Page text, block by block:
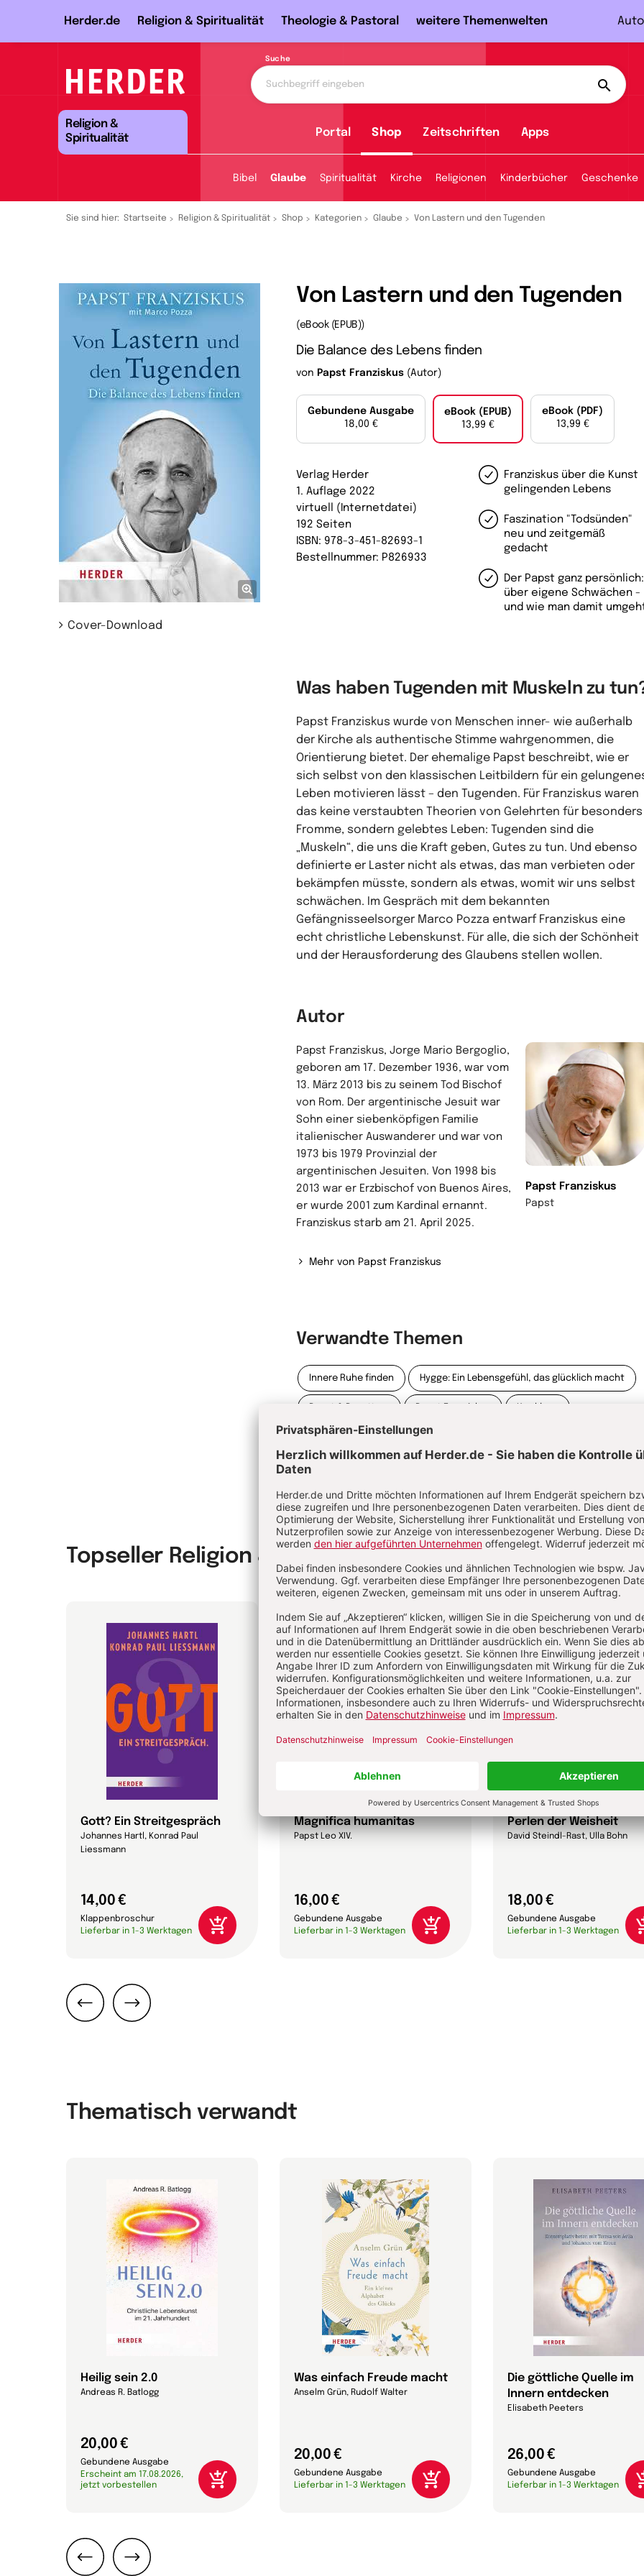
Herder.de Religion & Spiritualität Theologie & Pastoral weitere Themenwelten
Suche
Religion &
Spiritualität
Portal Shop Zeitschriften Apps
Bibel Glaube Spiritualität Kirche Religionen Kinderbücher Geschenke
Sie sind hier: Startseite Religion & Spiritualität Shop Kategorien Glaube Von Lastern und den Tugenden
Cover-Download
Von Lastern und den Tugenden
(eBook (EPUB))
Die Balance des Lebens finden
von Papst Franziskus (Autor)
Gebundene Ausgabe
18,00 €
eBook (EPUB)
13,99 €
eBook (PDF)
13,99 €
Franziskus über die Kunst
gelingenden Lebens
Faszination "Todsünden"
neu und zeitgemäß
gedacht
Der Papst ganz persönlich:
über eigene Schwächen -
und wie man damit
Verlag Herder
1. Auflage 2022
virtuell (Internetdatei)
192 Seiten
ISBN: 978-3-451-82693-1
Bestellnummer: P826933
Was haben Tugenden mit Muskeln zu
Papst Franziskus wurde von Menschen inner- wie außerhalb
der Kirche als authentische Stimme wahrgenommen, die
Orientierung bietet. Der ehemalige Papst beschreibt, wie er
sich selbst von den klassischen Leitbildern für ein
Leben motivieren lässt – den Tugenden. Für Franziskus waren
das keine verstaubten Theorien von Gelehrten für besonders
Fromme, sondern gelebtes Leben: Tugenden sind die
„Muskeln“, die uns die Kraft geben, Gutes zu tun. Und ebenso
definierte er Laster nicht als etwas, das man verbieten oder
bekämpfen müsste, sondern als etwas, womit wir uns selbst
schwächen. Im Gespräch mit dem bekannten
Gefängnisseelsorger Marco Pozza entwarf Franziskus eine
echt christliche Lebenskunst. Für alle, die sich der Schönheit
und der Herausforderung des Glaubens stellen wollen.
Autor
Papst Franziskus
Papst
Papst Franziskus, Jorge Mario Bergoglio,
geboren am 17. Dezember 1936, war vom
13. März 2013 bis zu seinem Tod Bischof
von Rom. Der argentinische Jesuit war
Sohn einer siebenköpfigen Familie
italienischer Auswanderer und war von
1973 bis 1979 Provinzial der
argentinischen Jesuiten. Von 1998 bis
2013 war er Erzbischof von Buenos Aires,
er wurde 2001 zum Kardinal ernannt.
Franziskus starb am 21. April 2025.
Mehr von Papst Franziskus
Verwandte Themen
Innere Ruhe finden Hygge: Ein Lebensgefühl, das glücklich macht
Topseller Religion & Spiritualität
Gott? Ein Streitgespräch
Johannes Hartl, Konrad Paul
Liessmann
14,00 €
Klappenbroschur
Lieferbar in 1-3 Werktagen
Magnifica humanitas
Papst Leo XIV.
16,00 €
Gebundene Ausgabe
Lieferbar in 1-3 Werktagen
Perlen der Weisheit
David Steindl-Rast, Ulla Bohn
18,00 €
Gebundene Ausgabe
Lieferbar in 1-3 Werktagen
Thematisch verwandt
Heilig sein 2.0
Andreas R. Batlogg
20,00 €
Gebundene Ausgabe
Erscheint am 17.08.2026,
jetzt vorbestellen
Was einfach Freude macht
Anselm Grün, Rudolf Walter
20,00 €
Gebundene Ausgabe
Lieferbar in 1-3 Werktagen
Die göttliche Quelle im
Innern entdecken
Elisabeth Peeters
26,00 €
Gebundene Ausgabe
Lieferbar in 1-3 Werktagen